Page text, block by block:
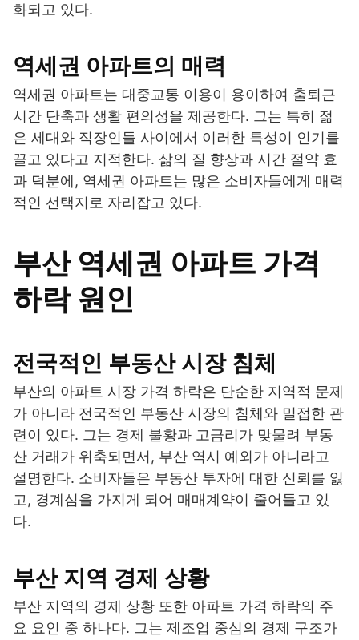
화되고 있다.
역세권 아파트의 매력
역세권 아파트는 대중교통 이용이 용이하여 출퇴근
시간 단축과 생활 편의성을 제공한다. 그는 특히 젊
은 세대와 직장인들 사이에서 이러한 특성이 인기를
끌고 있다고 지적한다. 삶의 질 향상과 시간 절약 효
과 덕분에, 역세권 아파트는 많은 소비자들에게 매력
적인 선택지로 자리잡고 있다.
부산 역세권 아파트 가격
하락 원인
전국적인 부동산 시장 침체
부산의 아파트 시장 가격 하락은 단순한 지역적 문제
가 아니라 전국적인 부동산 시장의 침체와 밀접한 관
련이 있다. 그는 경제 불황과 고금리가 맞물려 부동
산 거래가 위축되면서, 부산 역시 예외가 아니라고
설명한다. 소비자들은 부동산 투자에 대한 신뢰를 잃
고, 경계심을 가지게 되어 매매계약이 줄어들고 있
다.
부산 지역 경제 상황
부산 지역의 경제 상황 또한 아파트 가격 하락의 주
요 요인 중 하나다. 그는 제조업 중심의 경제 구조가